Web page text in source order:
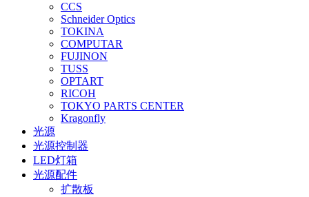
CCS
Schneider Optics
TOKINA
COMPUTAR
FUJINON
TUSS
OPTART
RICOH
TOKYO PARTS CENTER
Kragonfly
光源
光源控制器
LED灯箱
光源配件
扩散板